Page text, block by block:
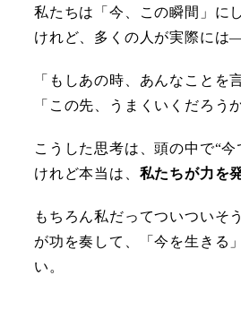
私たちは「今、この瞬間」に
けれど、多くの人が実際には
「もしあの時、あんなことを
「この先、うまくいくだろう
こうした思考は、頭の中で“
けれど本当は、 私たちが力を
もちろん私だってついついそ
が功を奏して、「今を生きる
い。